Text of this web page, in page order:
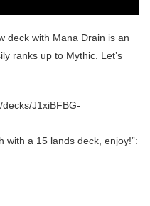
deck with Mana Drain is an
ranks up to Mythic. Let’s
J1xiBFBG-
with a 15 lands deck, enjoy!”: